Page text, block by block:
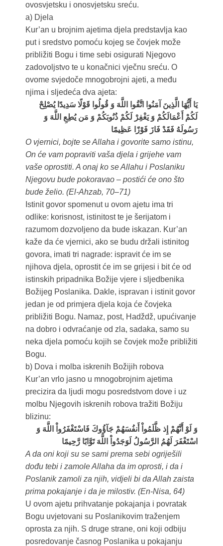
ovosvjetsku i onosvjetsku sreću.
a) Djela
Kur’an u brojnim ajetima djela predstavlja kao
put i sredstvo pomoću kojeg se čovjek može
približiti Bogu i time sebi osigurati Njegovo
zadovoljstvo te u konačnici vječnu sreću. O
ovome svjedoče mnogobrojni ajeti, a među
njima i sljedeća dva ajeta:
يَا أَيُّهَا الَّذِينَ آمَنُوا اتَّقُوا اللَّهَ وَ قُولُوا قَوْلًا سَدِيدًا يُصْلِحْ
لَكُمْ أَعْمَالَكُمْ وَ يَغْفِرْ لَكُمْ ذُنُوبَكُمْ وَ مَن يُطِعِ اللَّهَ وَ
رَسُولَهُ فَقَدْ فَازَ فَوْزًا عَظِيمًا
O vjernici, bojte se Allaha i govorite samo istinu,
On će vam popraviti vaša djela i grijehe vam
vaše oprostiti. A onaj ko se Allahu i Poslaniku
Njegovu bude pokoravao – postići će ono što
bude želio. (El-Ahzab, 70–71)
Istinit govor spomenut u ovom ajetu ima tri
odlike: korisnost, istinitost te je šerijatom i
razumom dozvoljeno da bude iskazan. Kur’an
kaže da će vjernici, ako se budu držali istinitog
govora, imati tri nagrade: ispravit će im se
njihova djela, oprostit će im se grijesi i bit će od
istinskih pripadnika Božije vjere i sljedbenika
Božijeg Poslanika. Dakle, ispravan i istinit govor
jedan je od primjera djela koja će čovjeka
približiti Bogu. Namaz, post, Hadždž, upućivanje
na dobro i odvraćanje od zla, sadaka, samo su
neka djela pomoću kojih se čovjek može približiti
Bogu.
b) Dova i molba iskrenih Božijih robova
Kur’an vrlo jasno u mnogobrojnim ajetima
precizira da ljudi mogu posredstvom dove i uz
molbu Njegovih iskrenih robova tražiti Božiju
blizinu:
وَ لَوْ أَنَّهُمْ إِذ ظَّلَمُواْ أَنفُسَهُمْ جَآؤُوكَ فَاسْتَغْفَرُواْ اللَّهَ وَ
اسْتَغْفَرَ لَهُمُ الرَّسُولُ لَوَجَدُواْ اللَّهَ تَوَّابًا رَّحِيمًا
A da oni koji su se sami prema sebi ogriješili
dođu tebi i zamole Allaha da im oprosti, i da i
Poslanik zamoli za njih, vidjeli bi da Allah zaista
prima pokajanje i da je milostiv. (En-Nisa, 64)
U ovom ajetu prihvatanje pokajanja i povratak
Bogu uvjetovani su Poslanikovim traženjem
oprosta za njih. S druge strane, oni koji odbiju
posredovanje časnog Poslanika u pokajanju